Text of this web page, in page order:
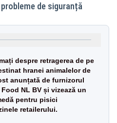
de siguranță
despre retragerea de pe
hranei animalelor de
anunțată de furnizorul
NL BV și vizează un
pentru pisici
retailerului.